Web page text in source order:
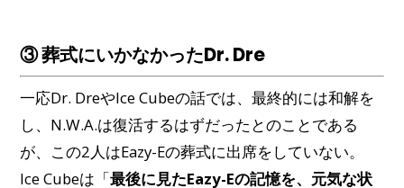
③ 葬式にいかなかったDr. Dre
一応Dr. DreやIce Cubeの話では、最終的には和解を
し、N.W.A.は復活するはずだったとのことである
が、この2人はEazy-Eの葬式に出席をしていない。
Ice Cubeは「最後に見たEazy-Eの記憶を、元気な状